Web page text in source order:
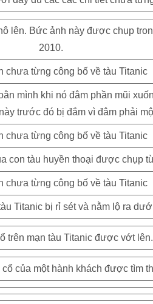
lên. Bức ảnh này được chụp
2010.
mình khi nó đâm phần mũi
trước đó bị đắm vì đâm phải
con tàu huyền thoại được chụp
Titanic bị rỉ sét và nằm lộ ra
trên mạn tàu Titanic được vớt lên.
của một hành khách được tìm